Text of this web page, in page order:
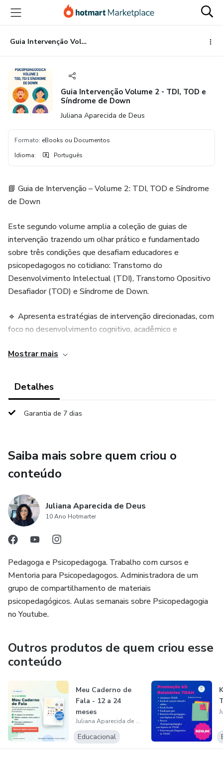
para
conteúdo
principal
para
pagamento
para
rodapé
Guia Intervenção Volume 2 - TDI, TOD e Síndrome de Down
Guia Intervenção Volume 2 - TDI, TOD e
Síndrome de Down
Juliana Aparecida de Deus
Formato: eBooks ou Documentos
Idioma: Português
📘 Guia de Intervenção – Volume 2: TDI, TOD e Síndrome
de Down
Este segundo volume amplia a coleção de guias de
intervenção trazendo um olhar prático e fundamentado
sobre três condições que desafiam educadores e
psicopedagogos no cotidiano: Transtorno do
Desenvolvimento Intelectual (TDI), Transtorno Opositivo
Desafiador (TOD) e Síndrome de Down.
🔹 Apresenta estratégias de intervenção direcionadas, com
foco no desenvolvimento cognitivo, acadêmico e
escolares e familiares.
🔹 Orienta sobre manejo de comportamento, inclusão e
🔹 Inclui fichas de observação e acompanhamento,
dos atendidos.
Mais do que um manual de técnicas, este guia é um recurso
essencial para profissionais que desejam intervir de
maneira consciente, criativa e inclusiva, promovendo
aprendizagem, autonomia e qualidade de vida.
Mostrar mais
Detalhes
Garantia de 7 dias
Saiba mais sobre quem criou o
conteúdo
Juliana Aparecida de Deus
10 Ano Hotmarter
Pedagoga e Psicopedagoga. Trabalho com cursos e
Mentoria para Psicopedagogos. Administradora de um
grupo de compartilhamento de materiais
psicopedagógicos. Aulas semanais sobre Psicopedagogia
no Youtube.
Outros produtos de quem criou esse
conteúdo
Meu Caderno de
Fala - 12 a 24
meses
Juliana Aparecida de Deus
Educacional